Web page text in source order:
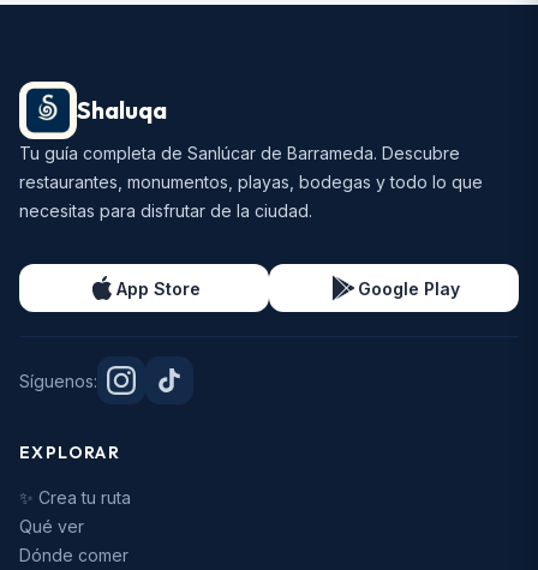
Shaluqa
Tu guía completa de Sanlúcar de Barrameda. Descubre
restaurantes, monumentos, playas, bodegas y todo lo que
necesitas para disfrutar de la ciudad.
App Store Google Play
Síguenos:
EXPLORAR
✨ Crea tu ruta
Qué ver
Dónde comer